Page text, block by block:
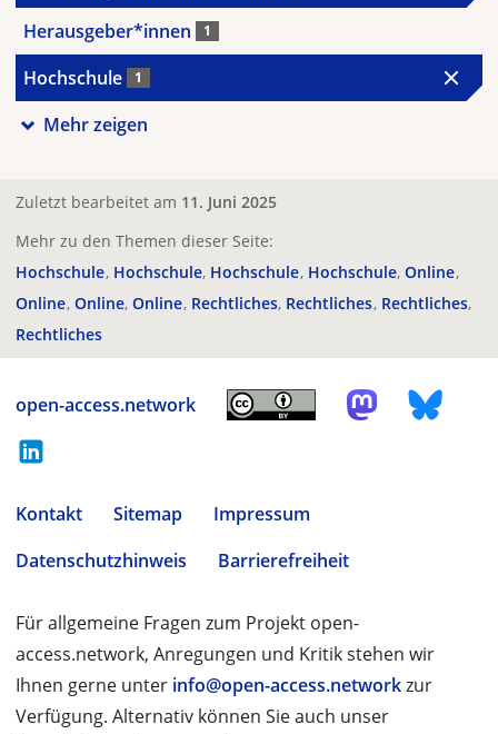
Herausgeber*innen 1
Hochschule 1
Mehr zeigen
Zuletzt bearbeitet am 11. Juni 2025
Mehr zu den Themen dieser Seite:
Hochschule Hochschule Hochschule Hochschule Online
Online Online Online Rechtliches Rechtliches Rechtliches
Rechtliches
open-access.network
Kontakt Sitemap
Impressum
Datenschutzhinweis
Barrierefreiheit
Für allgemeine Fragen zum Projekt open-
access.network, Anregungen und Kritik stehen wir
Ihnen gerne unter info@open-access.networkzur
Verfügung. Alternativ können Sie auch unser